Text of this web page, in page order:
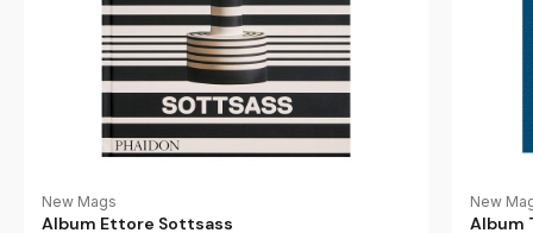
New Mags
Album Ettore Sottsass
New
Album